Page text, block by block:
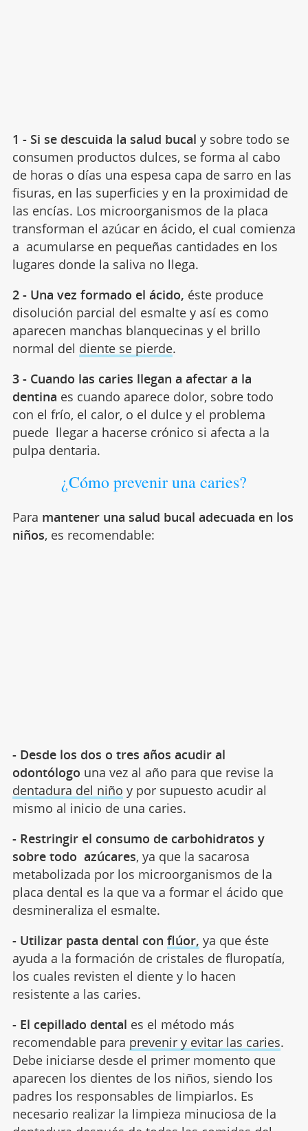
1 - Si se descuida la salud bucal y sobre todo se
consumen productos dulces, se forma al cabo
de horas o días una espesa capa de sarro en las
fisuras, en las superficies y en la proximidad de
las encías. Los microorganismos de la placa
transforman el azúcar en ácido, el cual comienza
a acumularse en pequeñas cantidades en los
lugares donde la saliva no llega.
2 - Una vez formado el ácido, éste produce
disolución parcial del esmalte y así es como
aparecen manchas blanquecinas y el brillo
normal del diente se pierde.
3 - Cuando las caries llegan a afectar a la
dentina es cuando aparece dolor, sobre todo
con el frío, el calor, o el dulce y el problema
puede llegar a hacerse crónico si afecta a la
pulpa dentaria.
¿Cómo prevenir una caries?
Para mantener una salud bucal adecuada en los
niños, es recomendable:
- Desde los dos o tres años acudir al
odontólogo una vez al año para que revise la
dentadura del niño y por supuesto acudir al
mismo al inicio de una caries.
- Restringir el consumo de carbohidratos y
sobre todo azúcares, ya que la sacarosa
metabolizada por los microorganismos de la
placa dental es la que va a formar el ácido que
desmineraliza el esmalte.
- Utilizar pasta dental con flúor, ya que éste
ayuda a la formación de cristales de fluropatía,
los cuales revisten el diente y lo hacen
resistente a las caries.
- El cepillado dental es el método más
recomendable para prevenir y evitar las caries.
Debe iniciarse desde el primer momento que
aparecen los dientes de los niños, siendo los
padres los responsables de limpiarlos. Es
necesario realizar la limpieza minuciosa de la